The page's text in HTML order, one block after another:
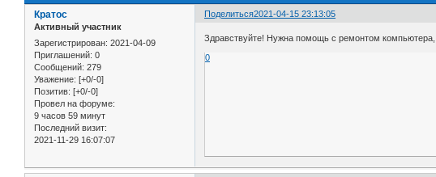
Поделиться2021-04-15 23:13:05
Кратос
Активный участник
Зарегистрирован: 2021-04-09
Приглашений: 0
Сообщений: 279
Уважение: [+0/-0]
Позитив: [+0/-0]
Провел на форуме:
9 часов 59 минут
Последний визит:
2021-11-29 16:07:07
Здравствуйте! Нужна помощь с ремонтом компьютера,
0